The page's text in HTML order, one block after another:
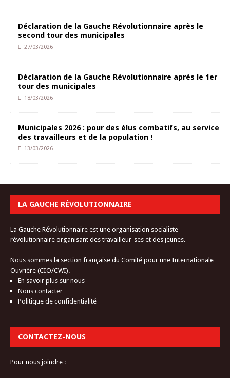
Déclaration de la Gauche Révolutionnaire après le
second tour des municipales
27/03/2026
Déclaration de la Gauche Révolutionnaire après le 1er
tour des municipales
18/03/2026
Municipales 2026 : pour des élus combatifs, au service
des travailleurs et de la population !
13/03/2026
LA GAUCHE RÉVOLUTIONNAIRE
La Gauche Révolutionnaire est une organisation socialiste
révolutionnaire organisant des travailleur-ses et des jeunes.
Nous sommes la section française du Comité pour une Internationale
Ouvrière (CIO/CWI).
En savoir plus sur nous
Nous contacter
Politique de confidentialité
CONTACTEZ-NOUS
Pour nous joindre :